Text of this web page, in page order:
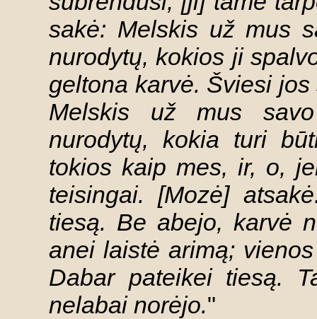
sakė: Melskis už mus
nurodytų, kokios ji
geltona karvė. Šviesi
Melskis už mus
nurodytų, kokia turi
tokios kaip mes, ir, o,
teisingai. [Mozė]
tiesą. Be abejo, karvė
anei laistė arimą;
Dabar pateikei tiesą.
nelabai norėjo."